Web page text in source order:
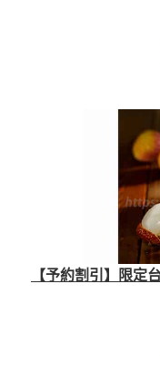
【予約割引】限定